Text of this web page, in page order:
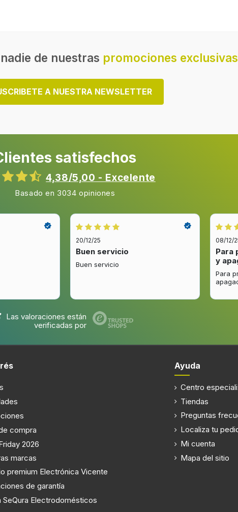
de nuestras promociones exclusivas
A NUESTRA NEWSLETTER
satisfechos
4,38/5,00 - Excelente
Basado en 3034 opiniones
20/12/25
Buen servicio
Buen servicio
08/12/
Para
y
Para
Las valoraciones están
verificadas por
compra
2026
marcas
premium Electrónica Vicente
de garantía
SeQura Electrodomésticos
Ayuda
Centro
Tiendas
Preguntas
Localiza tu
Mi cuenta
Mapa del sitio